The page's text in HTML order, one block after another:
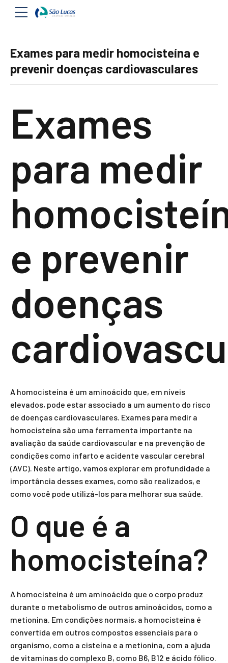
Exames para medir homocisteína e
prevenir doenças cardiovasculares
Exames
para medir
e prevenir
doenças
A homocisteína é um aminoácido que, em níveis
elevados, pode estar associado a um aumento do risco
de doenças cardiovasculares. Exames para medir a
homocisteína são uma ferramenta importante na
avaliação da saúde cardiovascular e na prevenção de
condições como infarto e acidente vascular cerebral
(AVC). Neste artigo, vamos explorar em profundidade a
importância desses exames, como são realizados, e
como você pode utilizá-los para melhorar sua saúde.
O que é a
homocisteína?
A homocisteína é um aminoácido que o corpo produz
durante o metabolismo de outros aminoácidos, como a
metionina. Em condições normais, a homocisteína é
convertida em outros compostos essenciais para o
organismo, como a cisteína e a metionina, com a ajuda
de vitaminas do complexo B, como B6, B12 e ácido fólico.